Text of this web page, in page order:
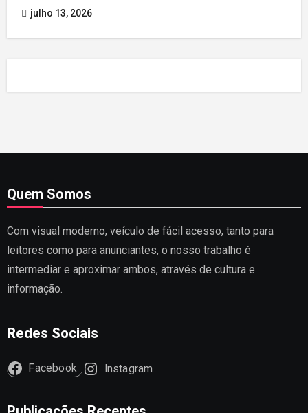
julho 13, 2026
Quem Somos
Com visual moderno, veículo de fácil acesso, tanto para
leitores como para anunciantes, o nosso trabalho é
intermediar e aproximar ambos, através de cultura e
informação.
Redes Sociais
Facebook Instagram